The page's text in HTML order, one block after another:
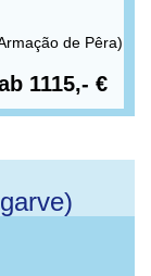
de Pêra)
1115,- €